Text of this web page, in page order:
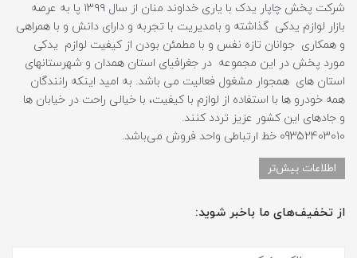
شرکت پخش چاپار یدک با یاری خداوند منان از سال ۱۳۹۹ پا به عرصه
بازار لوازم یدکی گذاشته و بامدیریت با تجربه و دارای دانش و با همراهی
و همکاری جوانان تازه نفس و با مطمئن بودن از کیفیت لوازم یدکی
مورد پخش در این مجموعه در جغرافیای استان همدان و شهرستانهای
استان های همجوار مشغول فعالیت می باشد. به امید اینکه رانندگان
همه خودرو ها با استفاده از لوازم با کیفیت، با خیالی راحت در خیابان ها
و جادهای این کشور عزیز تردد کنند.
09352403010 خط ارتباطی واحد فروش می‌باشد.
اطلاعات بیش‌تر
از تخفیف‌های ما باخبر شوید: